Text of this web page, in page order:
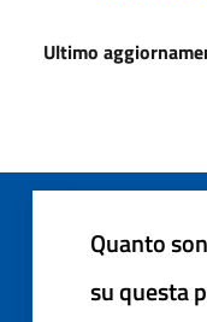
Ultimo
Quanto
su questa